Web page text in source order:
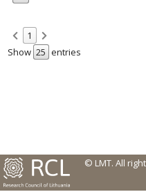
1
Show
entries
© LMT. All